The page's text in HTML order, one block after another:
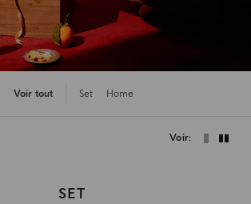
Voir tout Set Home
Voir
SET